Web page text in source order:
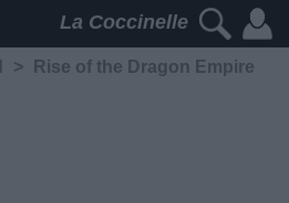
La Coccinelle
> Rise of the Dragon Empire